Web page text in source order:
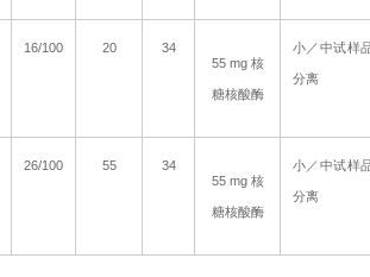
16/100 20
34
55 mg 核
糖核酸酶
小／中试样
分离
26/100 55
34
55 mg 核
糖核酸酶
小／中试样
分离